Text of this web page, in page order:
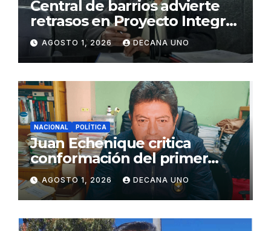
Central de barrios advierte
retrasos en Proyecto Integral
de Agua y Alcantarillado para
Juliaca
AGOSTO 1, 2026 DECANA UNO
NACIONAL POLÍTICA
Juan Echenique critica
conformación del primer
gabinete ministerial de Keiko
Fujimori
AGOSTO 1, 2026 DECANA UNO